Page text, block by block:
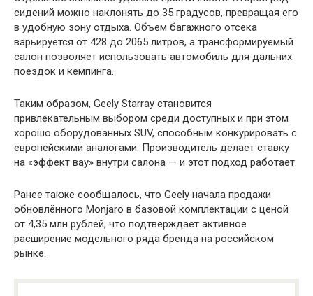
сидений можно наклонять до 35 градусов, превращая его
в удобную зону отдыха. Объем багажного отсека
варьируется от 428 до 2065 литров, а трансформируемый
салон позволяет использовать автомобиль для дальних
поездок и кемпинга.
Таким образом, Geely Starray становится
привлекательным выбором среди доступных и при этом
хорошо оборудованных SUV, способным конкурировать с
европейскими аналогами. Производитель делает ставку
на «эффект вау» внутри салона — и этот подход работает.
Ранее также сообщалось, что Geely начала продажи
обновлённого Monjaro в базовой комплектации с ценой
от 4,35 млн рублей, что подтверждает активное
расширение модельного ряда бренда на российском
рынке.